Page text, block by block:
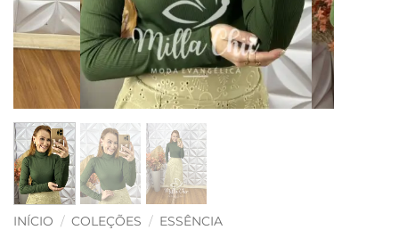
INÍCIO / COLEÇÕES / ESSÊNCIA